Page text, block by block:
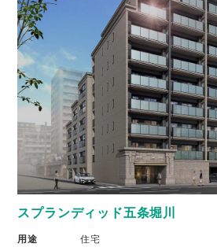
スプランディッド五条堀川
用途 住宅